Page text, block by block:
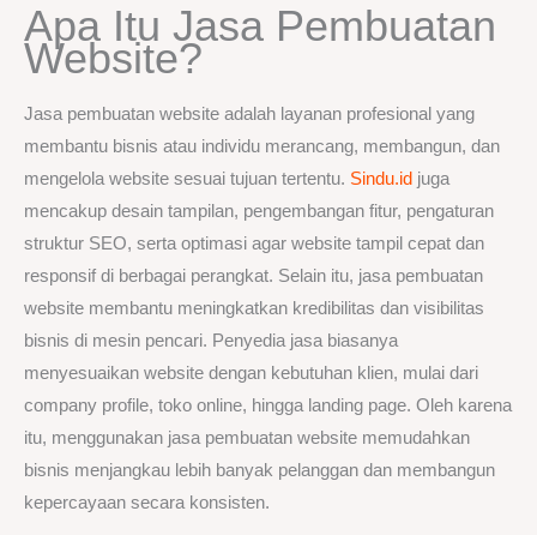
Apa Itu Jasa Pembuatan
Website?
Jasa pembuatan website adalah layanan profesional yang
membantu bisnis atau individu merancang, membangun, dan
mengelola website sesuai tujuan tertentu. Sindu.id juga
mencakup desain tampilan, pengembangan fitur, pengaturan
struktur SEO, serta optimasi agar website tampil cepat dan
responsif di berbagai perangkat. Selain itu, jasa pembuatan
website membantu meningkatkan kredibilitas dan visibilitas
bisnis di mesin pencari. Penyedia jasa biasanya
menyesuaikan website dengan kebutuhan klien, mulai dari
company profile, toko online, hingga landing page. Oleh karena
itu, menggunakan jasa pembuatan website memudahkan
bisnis menjangkau lebih banyak pelanggan dan membangun
kepercayaan secara konsisten.